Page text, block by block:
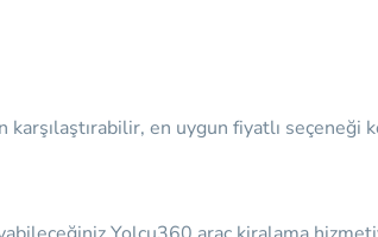
en uygun fiyatlı seçeneği